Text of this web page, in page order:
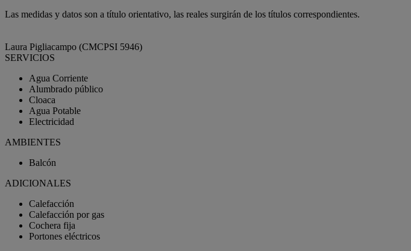
Las medidas y datos son a título orientativo, las reales surgirán de los títulos correspondientes.
Laura Pigliacampo (CMCPSI 5946)
SERVICIOS
Agua Corriente
Alumbrado público
Cloaca
Agua Potable
Electricidad
AMBIENTES
Balcón
ADICIONALES
Calefacción
Calefacción por gas
Cochera fija
Portones eléctricos